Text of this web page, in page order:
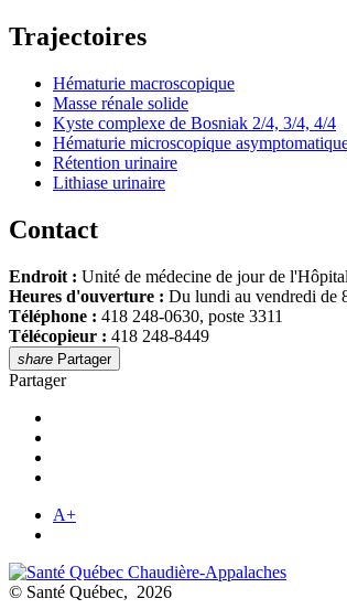
Trajectoires
Hématurie macroscopique
Masse rénale solide
Kyste complexe de Bosniak 2/4, 3/4, 4/4
Hématurie microscopique
Rétention urinaire
Lithiase urinaire
Contact
Endroit : Unité de médecine de jour de
Heures d'ouverture : Du lundi au vendredi de
Téléphone : 418 248-0630, poste 3311
Télécopieur : 418 248-8449
share Partager
Partager
A+
© Santé Québec, 2026